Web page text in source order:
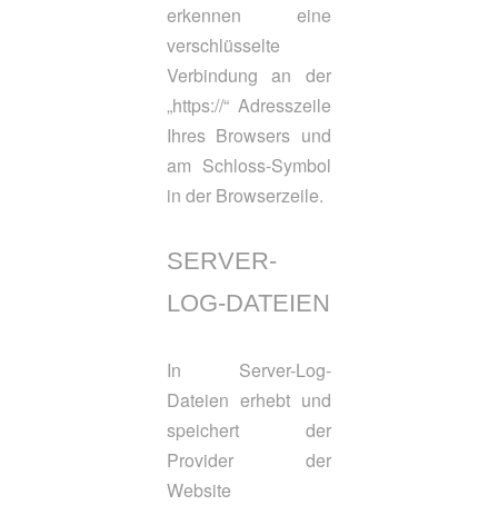
erkennen eine
verschlüsselte
Verbindung an der
„https://“ Adresszeile
Ihres Browsers und
am Schloss-Symbol
in der Browserzeile.
SERVER-
LOG-DATEIEN
In Server-Log-
Dateien erhebt und
speichert der
Provider der
Website